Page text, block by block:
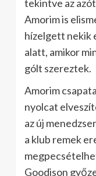
tekintve az
Amorim is
hízelgett nekik
alatt, amikor
gólt szereztek.
Amorim
nyolcat
az új
a klub remek
Goodison